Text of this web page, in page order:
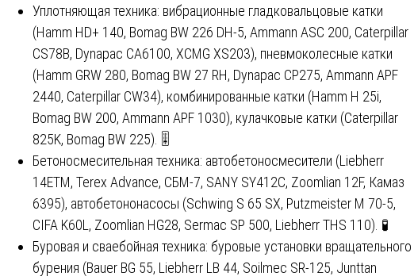
Уплотняющая техника: вибрационные гладковальцовые катки
(Hamm HD+ 140, Bomag BW 226 DH-5, Ammann ASC 200, Caterpillar
CS78B, Dynapac CA6100, XCMG XS203), пневмоколесные катки
(Hamm GRW 280, Bomag BW 27 RH, Dynapac CP275, Ammann APF
2440, Caterpillar CW34), комбинированные катки (Hamm H 25i,
Bomag BW 200, Ammann APF 1030), кулачковые катки (Caterpillar
825K, Bomag BW 225). 🎚️
Бетоносмесительная техника: автобетоносмесители (Liebherr
14ETM, Terex Advance, СБМ-7, SANY SY412C, Zoomlian 12F, Камаз
6395), автобетононасосы (Schwing S 65 SX, Putzmeister M 70-5,
CIFA K60L, Zoomlian HG28, Sermac SP 500, Liebherr THS 110). 🧪
Буровая и сваебойная техника: буровые установки вращательного
бурения (Bauer BG 55, Liebherr LB 44, Soilmec SR-125, Junttan